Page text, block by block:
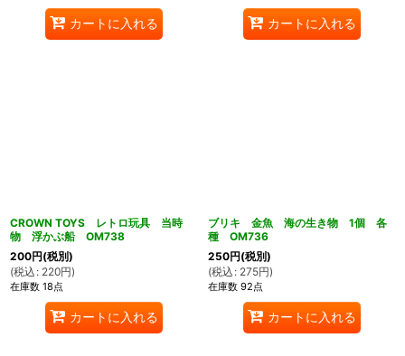
カートに入れる カートに入れる
CROWN TOYS レトロ玩具 当時
物 浮かぶ船 OM738
200円(税別)
(税込 : 220円)
在庫数 18点
カートに入れる
ブリキ 金魚 海の生き物 1個 各
種 OM736
250円(税別)
(税込 : 275円)
在庫数 92点
カートに入れる